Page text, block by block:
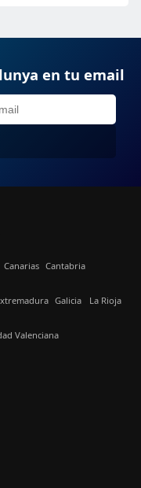
en tu email
Canarias Cantabria
Galicia La Rioja
Valenciana